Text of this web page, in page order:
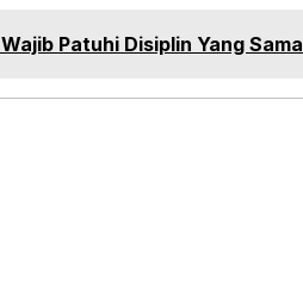
Patuhi Disiplin Yang Sama